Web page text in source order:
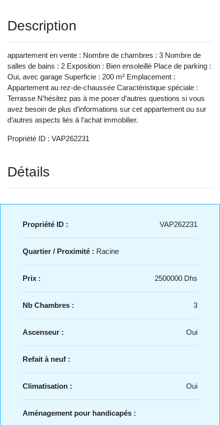
Description
appartement en vente : Nombre de chambres : 3 Nombre de
salles de bains : 2 Exposition : Bien ensoleillé Place de parking :
Oui, avec garage Superficie : 200 m² Emplacement :
Appartement au rez-de-chaussée Caractéristique spéciale :
Terrasse N’hésitez pas à me poser d’autres questions si vous
avez besoin de plus d’informations sur cet appartement ou sur
d’autres aspects liés à l’achat immobilier.
Propriété ID : VAP262231
Détails
Propriété ID : VAP262231
Quartier / Proximité : Racine
Prix : 2500000 Dhs
Nb Chambres : 3
Ascenseur : Oui
Refait à neuf :
Climatisation : Oui
Aménagement pour handicapés :